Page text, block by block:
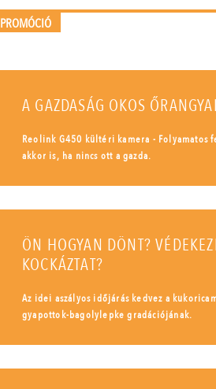
PROMÓCIÓ
A GAZDASÁG OKOS
Reolink G450 kültéri kamera - Folyamatos
akkor is, ha nincs ott a gazda.
ÖN HOGYAN DÖNT?
KOCKÁZTAT?
Az idei aszályos időjárás kedvez a
gyapottok-bagolylepke gradációjának.